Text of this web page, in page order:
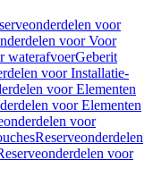
voor
voor Voor
waterafvoerGeberit
voor Installatie-
voor Elementen
voor Elementen
voor
Reserveonderdelen
voor